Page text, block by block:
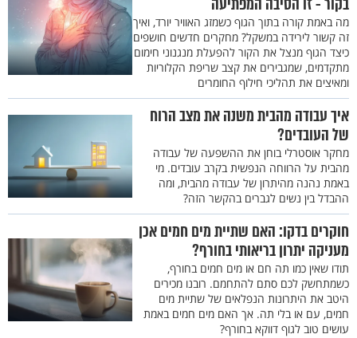
מה באמת קורה בתוך הגוף כשמזג האוויר יורד, ואיך
זה קשור לירידה במשקל? מחקרים חדשים חושפים
כיצד הגוף מנצל את הקור להפעלת מנגנוני חימום
מתקדמים, שמגבירים את קצב שריפת הקלוריות
ומאיצים את תהליכי חילוף החומרים
איך עבודה מהבית משנה את מצב הרוח
של העובדים?
מחקר אוסטרלי בוחן את ההשפעה של עבודה
מהבית על הרווחה הנפשית בקרב עובדים. מי
באמת נהנה מהיתרון של עבודה מהבית, ומה
ההבדל בין נשים לגברים בהקשר הזה?
חוקרים בדקו: האם שתיית מים חמים אכן
מעניקה יתרון בריאותי בחורף?
תודו שאין כמו תה חם או מים חמים בחורף,
כשמתחשק לכם סתם להתחמם. רובנו מכירים
היטב את היתרונות הנפלאים של שתיית מים
חמים, עם או בלי תה. אך האם מים חמים באמת
עושים טוב לגוף דווקא בחורף?